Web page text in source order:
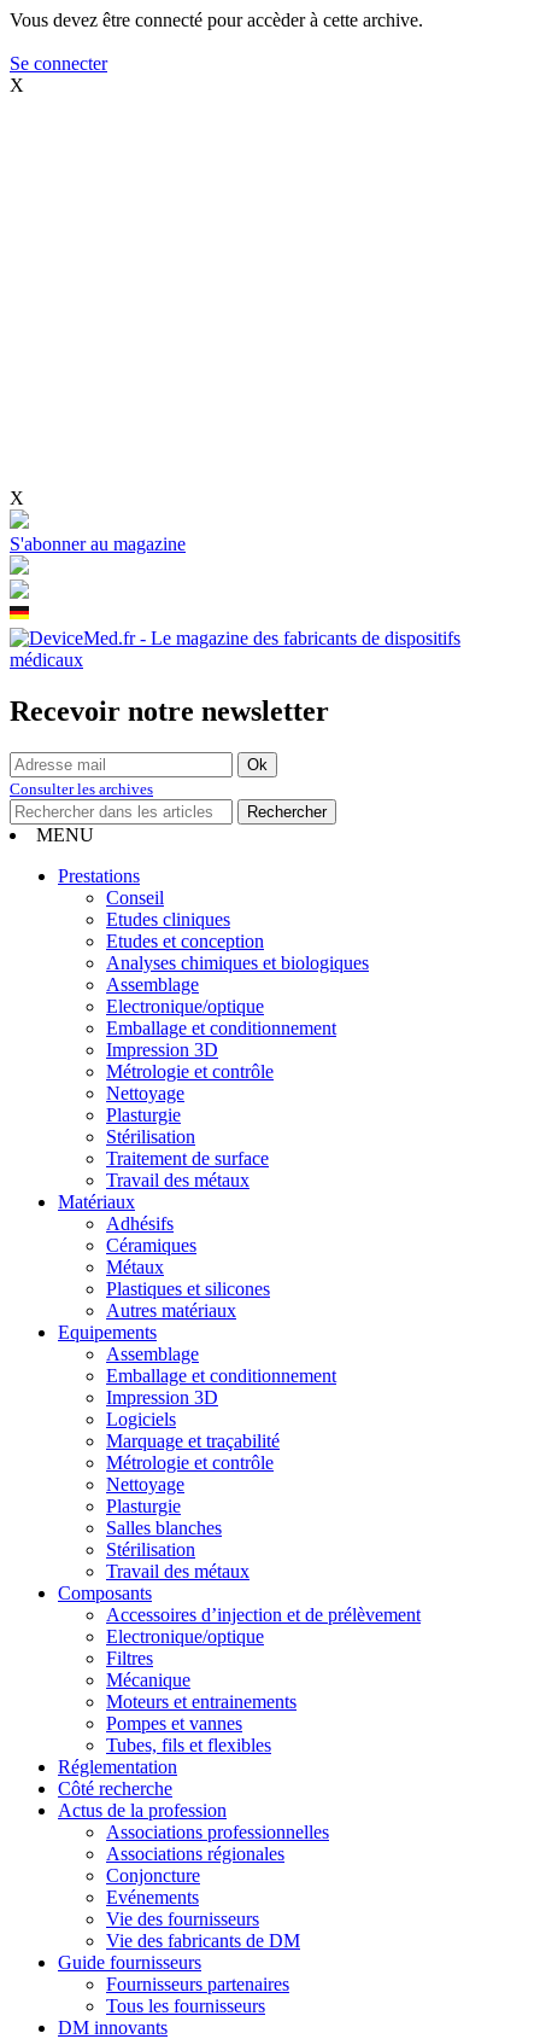
Vous devez être connecté pour accèder à cette archive.
Se connecter
X
X
S'abonner au magazine
Recevoir notre newsletter
Consulter les archives
MENU
Prestations
Conseil
Etudes cliniques
Etudes et conception
Analyses chimiques et biologiques
Assemblage
Electronique/optique
Emballage et conditionnement
Impression 3D
Métrologie et contrôle
Nettoyage
Plasturgie
Stérilisation
Traitement de surface
Travail des métaux
Matériaux
Adhésifs
Céramiques
Métaux
Plastiques et silicones
Autres matériaux
Equipements
Assemblage
Emballage et conditionnement
Impression 3D
Logiciels
Marquage et traçabilité
Métrologie et contrôle
Nettoyage
Plasturgie
Salles blanches
Stérilisation
Travail des métaux
Composants
Accessoires d’injection et de prélèvement
Electronique/optique
Filtres
Mécanique
Moteurs et entrainements
Pompes et vannes
Tubes, fils et flexibles
Réglementation
Côté recherche
Actus de la profession
Associations professionnelles
Associations régionales
Conjoncture
Evénements
Vie des fournisseurs
Vie des fabricants de DM
Guide fournisseurs
Fournisseurs partenaires
Tous les fournisseurs
DM innovants